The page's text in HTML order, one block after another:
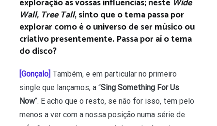
Wall, Tree Tall, sinto que o tema passa por
explorar como é o universo de ser músico ou
criativo presentemente. Passa por aí o tema
do disco?
[Gonçalo] Também, e em particular no primeiro
single que lançamos, a “Sing Something For Us
Now“. E acho que o resto, se não for isso, tem pelo
menos a ver com a nossa posição numa série de